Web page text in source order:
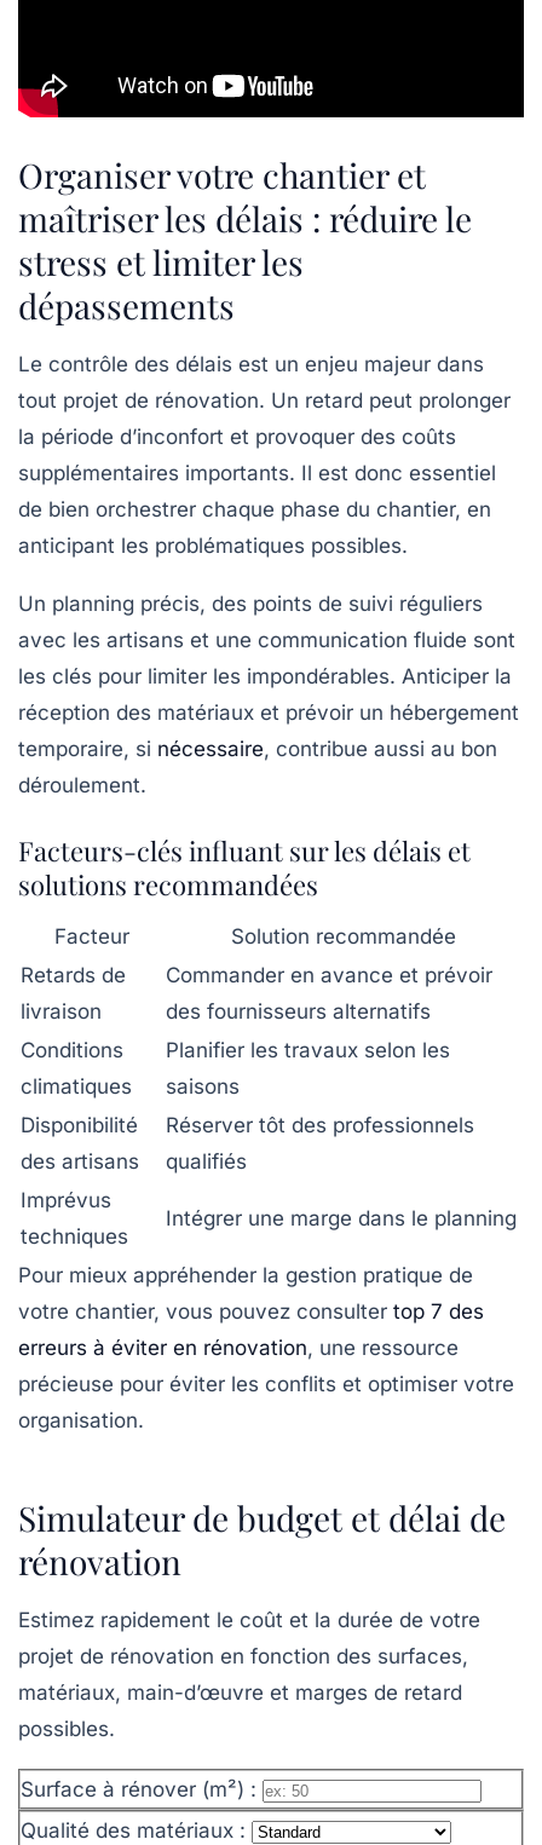
Organiser votre chantier et
maîtriser les délais : réduire le
stress et limiter les
dépassements
Le contrôle des délais est un enjeu majeur dans
tout projet de rénovation. Un retard peut prolonger
la période d’inconfort et provoquer des coûts
supplémentaires importants. Il est donc essentiel
de bien orchestrer chaque phase du chantier, en
anticipant les problématiques possibles.
Un planning précis, des points de suivi réguliers
avec les artisans et une communication fluide sont
les clés pour limiter les impondérables. Anticiper la
réception des matériaux et prévoir un hébergement
temporaire, si nécessaire, contribue aussi au bon
déroulement.
Facteurs-clés influant sur les délais et
solutions recommandées
Facteur
Solution recommandée
Retards de
livraison
Commander en avance et prévoir
des fournisseurs alternatifs
Conditions
climatiques
Planifier les travaux selon les
saisons
Disponibilité
des artisans
Réserver tôt des professionnels
qualifiés
Imprévus
techniques
Intégrer une marge dans le planning
Pour mieux appréhender la gestion pratique de
votre chantier, vous pouvez consulter top 7 des
erreurs à éviter en rénovation, une ressource
précieuse pour éviter les conflits et optimiser votre
organisation.
Simulateur de budget et délai de
rénovation
Estimez rapidement le coût et la durée de votre
projet de rénovation en fonction des surfaces,
matériaux, main-d’œuvre et marges de retard
possibles.
Surface à rénover (m²) :
Qualité des matériaux :